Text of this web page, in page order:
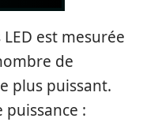
est mesurée
de
plus puissant.
puissance :